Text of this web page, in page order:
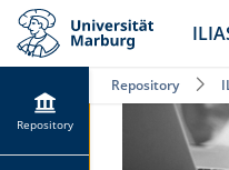
Repository
Repository